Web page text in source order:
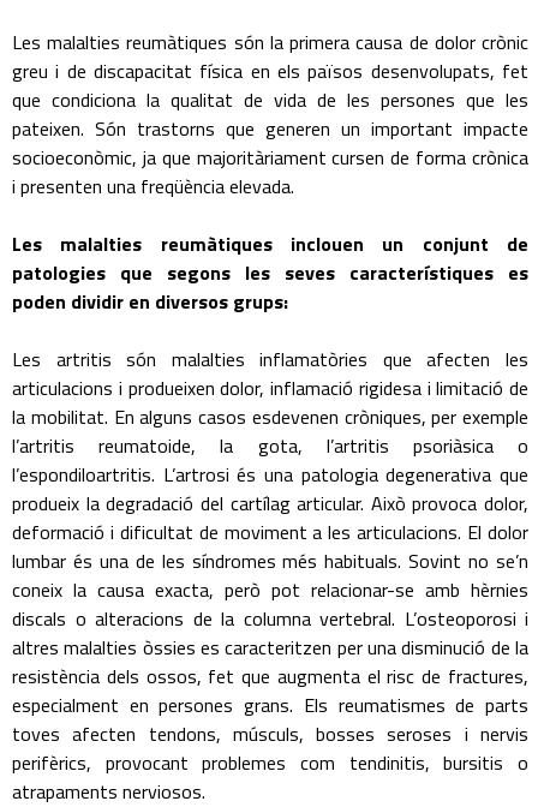
Les malalties reumàtiques són la primera causa de dolor crònic
greu i de discapacitat física en els països desenvolupats, fet
que condiciona la qualitat de vida de les persones que les
pateixen. Són trastorns que generen un important impacte
socioeconòmic, ja que majoritàriament cursen de forma crònica
i presenten una freqüència elevada.
Les malalties reumàtiques inclouen un conjunt de
patologies que segons les seves característiques es
poden dividir en diversos grups:
Les artritis són malalties inflamatòries que afecten les
articulacions i produeixen dolor, inflamació rigidesa i limitació de
la mobilitat. En alguns casos esdevenen cròniques, per exemple
l’artritis reumatoide, la gota, l’artritis psoriàsica o
l’espondiloartritis. L’artrosi és una patologia degenerativa que
produeix la degradació del cartílag articular. Això provoca dolor,
deformació i dificultat de moviment a les articulacions. El dolor
lumbar és una de les síndromes més habituals. Sovint no se’n
coneix la causa exacta, però pot relacionar-se amb hèrnies
discals o alteracions de la columna vertebral. L’osteoporosi i
altres malalties òssies es caracteritzen per una disminució de la
resistència dels ossos, fet que augmenta el risc de fractures,
especialment en persones grans. Els reumatismes de parts
toves afecten tendons, músculs, bosses seroses i nervis
perifèrics, provocant problemes com tendinitis, bursitis o
atrapaments nerviosos.